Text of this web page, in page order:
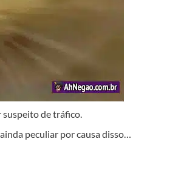
suspeito de tráfico.
peculiar por causa disso…